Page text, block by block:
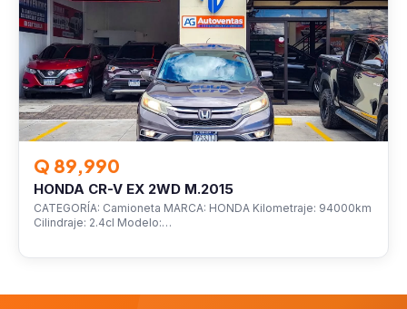
Q 89,990
HONDA CR-V EX 2WD M.2015
CATEGORÍA: Camioneta MARCA: HONDA Kilometraje: 94000km
Cilindraje: 2.4cl Modelo:…